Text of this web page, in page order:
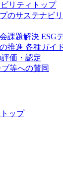
リティトップ
のサステナビ
課題解決 ESG
推進 各種ガイ
価・認定
等への賛同
ップ